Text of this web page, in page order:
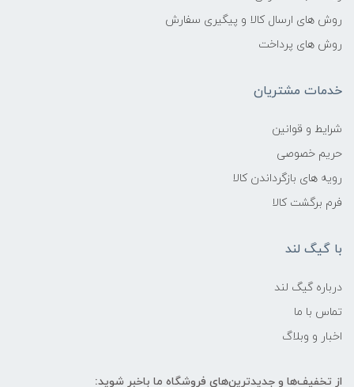
روش های ارسال کالا و پیگیری سفارش
روش های پرداخت
خدمات مشتریان
شرایط و قوانین
حریم خصوصی
رویه های بازگرداندن کالا
فرم برگشت کالا
با گیگ لند
درباره گیگ لند
تماس با ما
اخبار و وبلاگ
از تخفیف‌ها و جدیدترین‌های فروشگاه ما باخبر شوید: